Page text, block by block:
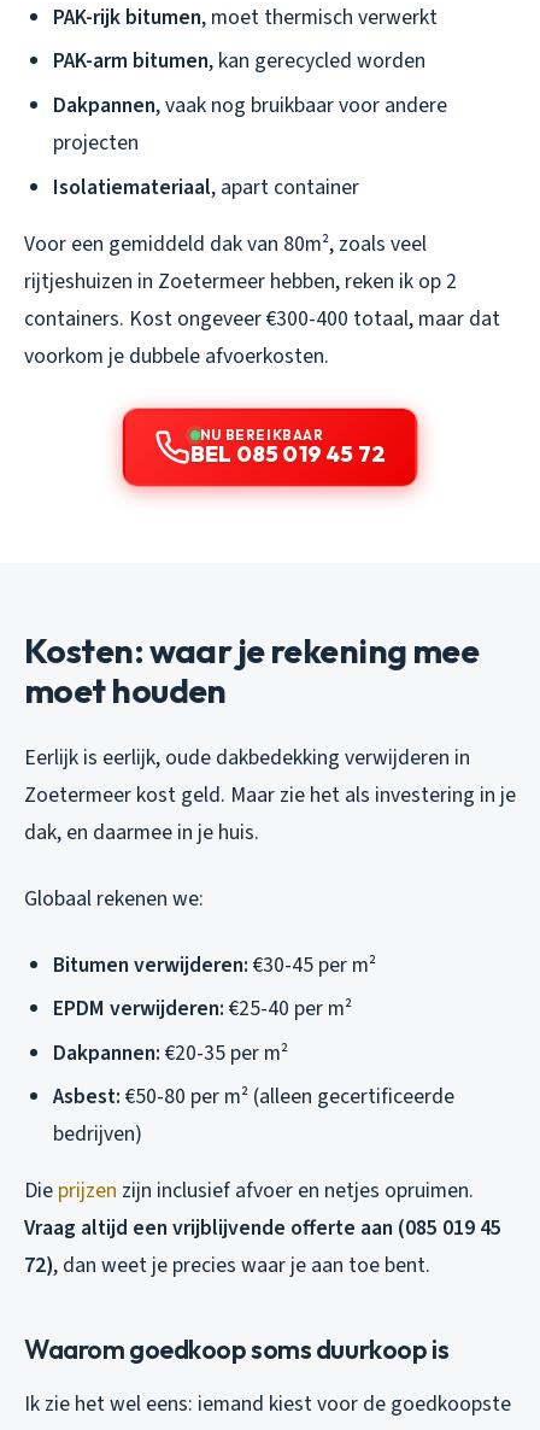
PAK-rijk bitumen, moet thermisch verwerkt
PAK-arm bitumen, kan gerecycled worden
Dakpannen, vaak nog bruikbaar voor andere
projecten
Isolatiemateriaal, apart container
Voor een gemiddeld dak van 80m², zoals veel
rijtjeshuizen in Zoetermeer hebben, reken ik op 2
containers. Kost ongeveer €300-400 totaal, maar dat
voorkom je dubbele afvoerkosten.
NU BEREIKBAAR
BEL 085 019 45 72
Kosten: waar je rekening mee
moet houden
Eerlijk is eerlijk, oude dakbedekking verwijderen in
Zoetermeer kost geld. Maar zie het als investering in je
dak, en daarmee in je huis.
Globaal rekenen we:
Bitumen verwijderen: €30-45 per m²
EPDM verwijderen: €25-40 per m²
Dakpannen: €20-35 per m²
Asbest: €50-80 per m² (alleen gecertificeerde
bedrijven)
Die prijzen zijn inclusief afvoer en netjes opruimen.
Vraag altijd een vrijblijvende offerte aan (085 019 45
72), dan weet je precies waar je aan toe bent.
Waarom goedkoop soms duurkoop is
Ik zie het wel eens: iemand kiest voor de goedkoopste